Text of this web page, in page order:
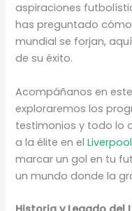
aspiraciones
has preguntado
mundial se forjan,
de su éxito.
Acompáñanos en
exploraremos los
testimonios y todo lo
a la élite en el
marcar un gol en tu
un mundo donde la